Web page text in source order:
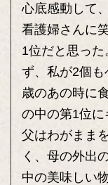
心底感動して
看護婦さんに
1位だと思っ
ず、私が2個
歳のあの時に
の中の第1位に
父はわがまま
く、母の外出
中の美味しい